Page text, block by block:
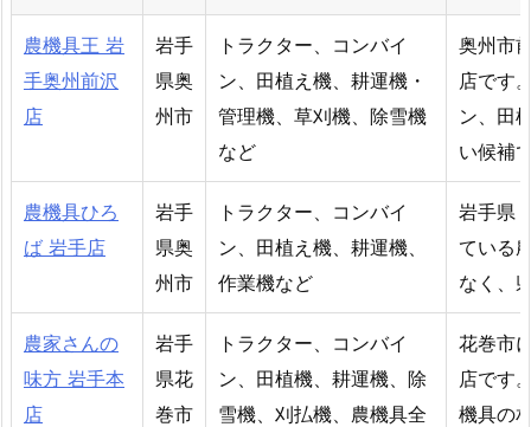
農機具王 岩
手奥州前沢
店
岩手
県奥
州市
トラクター、コンバイ
ン、田植え機、耕運機・
管理機、草刈機、除雪機
など
奥州市
店です
ン、田
い候補
農機具ひろ
ば 岩手店
岩手
県奥
州市
トラクター、コンバイ
ン、田植え機、耕運機、
作業機など
岩手県
ている
なく、
農家さんの
味方 岩手本
店
岩手
県花
巻市
トラクター、コンバイ
ン、田植機、耕運機、除
雪機、刈払機、農機具全
花巻市
店です
機具の